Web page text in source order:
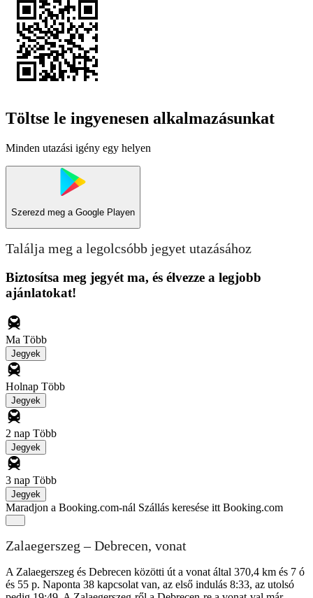
Töltse le ingyenesen alkalmazásunkat
Minden utazási igény egy helyen
Szerezd meg a Google Playen
Találja meg a legolcsóbb jegyet utazásához
Biztosítsa meg jegyét ma, és élvezze a legjobb
ajánlatokat!
Ma Több
Jegyek
Holnap Több
Jegyek
2 nap Több
Jegyek
3 nap Több
Jegyek
Maradjon a Booking.com-nál Szállás keresése itt Booking.com
Zalaegerszeg – Debrecen, vonat
A Zalaegerszeg és Debrecen közötti út a vonat által 370,4 km és 7 ó
és 55 p. Naponta 38 kapcsolat van, az első indulás 8:33, az utolsó